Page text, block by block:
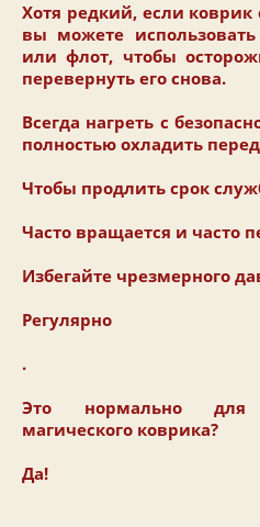
Хотя редкий, если коврик
вы можете
или флот, чтобы
перевернуть его снова.
Всегда нагреть с
полностью охладить
Чтобы продлить срок
Часто вращается и часто
Избегайте чрезмерного
Регулярно
.
Это нормально для
магического коврика?
Да!